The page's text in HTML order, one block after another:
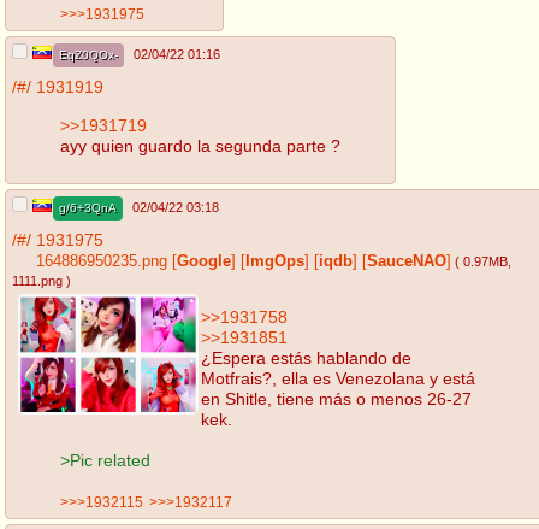
>>>1931975
EqZ0QOx- 02/04/22 01:16
/#/ 1931919
>>1931719
ayy quien guardo la segunda parte ?
g/6+3QnA 02/04/22 03:18
/#/ 1931975
164886950235.png Google ImgOps iqdb SauceNAO ( 0.97MB
1111.png )
>>1931758
>>1931851
¿Espera estás hablando de
Motfrais?, ella es Venezolana y está
en Shitle, tiene más o menos 26-27
kek.
>Pic related
>>>1932115 >>>1932117